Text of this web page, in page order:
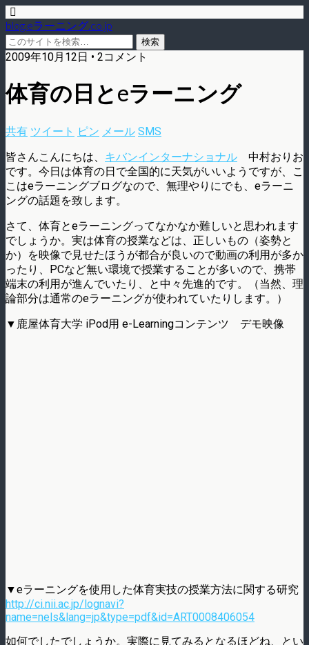
blog.eラーニング.co.jp
2009年10月12日 • 2コメント
体育の日とeラーニング
共有 ツイート ピン メール SMS
皆さんこんにちは、 キバンインターナショナル 中村おりお
です。今日は体育の日で全国的に天気がいいようですが、こ
こはeラーニングブログなので、無理やりにでも、eラーニ
ングの話題を致します。
さて、体育とeラーニングってなかなか難しいと思われます
でしょうか。実は体育の授業などは、正しいもの（姿勢と
か）を映像で見せたほうが都合が良いので動画の利用が多か
ったり、PCなど無い環境で授業することが多いので、携帯
端末の利用が進んでいたり、と中々先進的です。（当然、理
論部分は通常のeラーニングが使われていたりします。）
▼鹿屋体育大学 iPod用 e-Learningコンテンツ デモ映像
▼eラーニングを使用した体育実技の授業方法に関する研究
http://ci.nii.ac.jp/lognavi?
name=nels&lang=jp&type=pdf&id=ART0008406054
如何でしたでしょうか。実際に見てみるとなるほどね、とい